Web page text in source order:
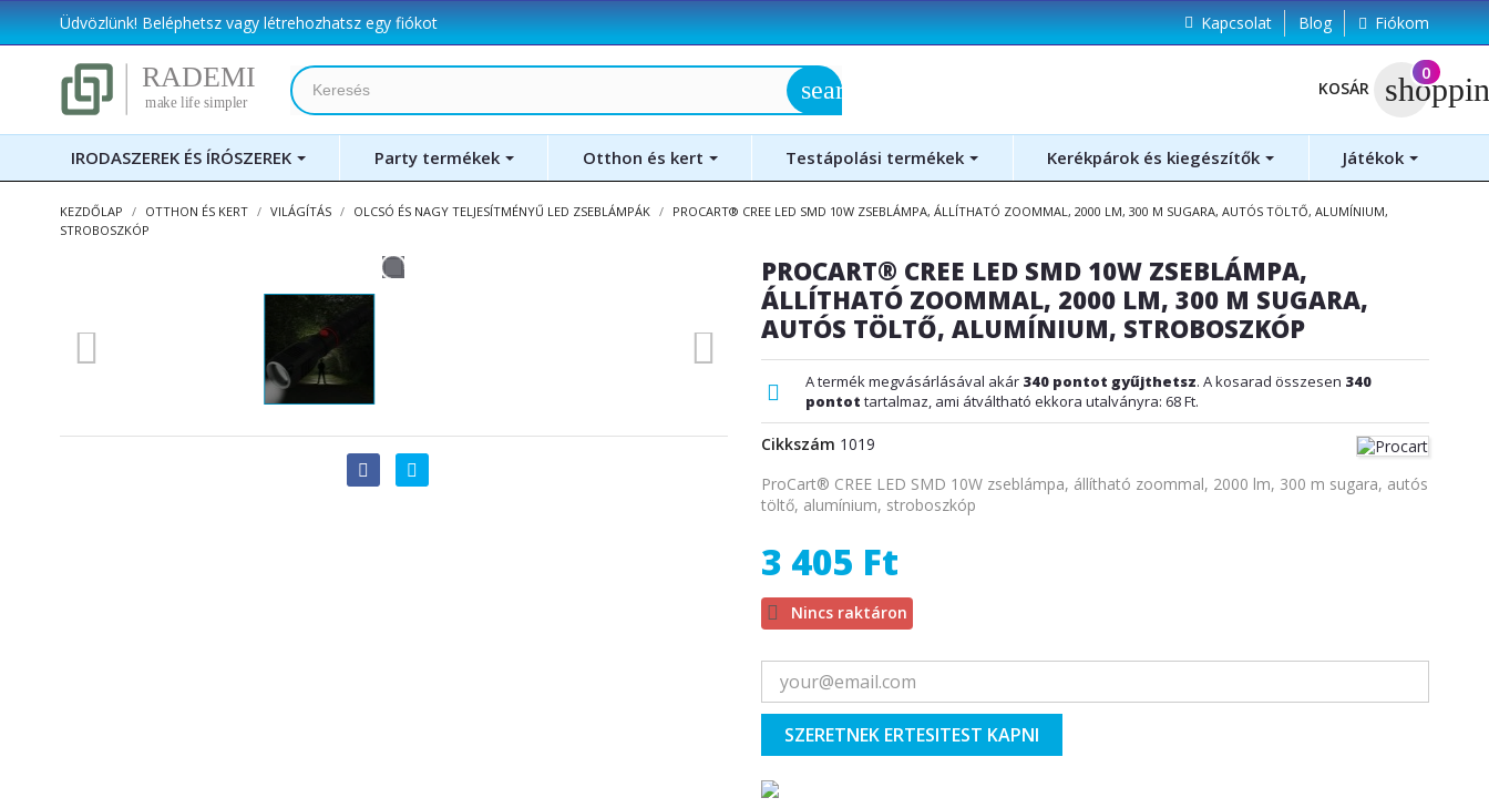
Üdvözlünk!Beléphetszvagylétrehozhatsz egy fiókot Kapcsolat Blog Fiókom
search KOSÁR
0 )
IRODASZEREK ÉS ÍRÓSZEREK Party termékek Otthon és kert Testápolási termékek Kerékpárok és kiegészítők Játékok
KEZDŐLAP OTTHON ÉS KERT VILÁGÍTÁS OLCSÓ ÉS NAGY TELJESÍTMÉNYŰ LED ZSEBLÁMPÁK
PROCART® CREE LED SMD 10W ZSEBLÁMPA, ÁLLÍTHATÓ ZOOMMAL, 2000 LM, 300 M SUGARA, AUTÓS TÖLTŐ, ALUMÍNIUM,
STROBOSZKÓP
PROCART® CREE LED SMD 10W ZSEBLÁMPA,
ÁLLÍTHATÓ ZOOMMAL, 2000 LM, 300 M SUGARA,
AUTÓS TÖLTŐ, ALUMÍNIUM, STROBOSZKÓP
A termék megvásárlásával akár 340pontot gyűjthetsz. A kosarad összesen 340
pontot tartalmaz, ami átváltható ekkora utalványra: 68 Ft.
Cikkszám 1019
ProCart® CREE LED SMD 10W zseblámpa, állítható zoommal, 2000 lm, 300 m sugara, autós
töltő, alumínium, stroboszkóp
3 405 Ft
 Nincs raktáron
SZERETNEK ERTESITEST KAPNI